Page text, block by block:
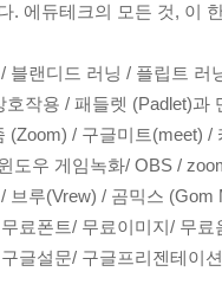
. 에듀테크의 모든 것, 이
블랜디드 러닝 / 플립트 러
호작용 / 패들렛 (Padlet)과
(Zoom) / 구글미트(meet) /
도우 게임녹화/ OBS /
브루(Vrew) / 곰믹스
료폰트/ 무료이미지/ 무료
글설문/ 구글프리젠테이